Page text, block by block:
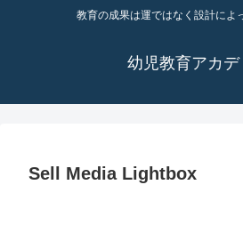
教育の成果は運ではなく設計によ
幼児教育アカデ
Sell Media Lightbox